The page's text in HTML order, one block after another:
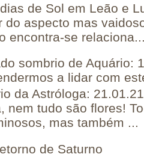
de Sol em Leão e
do aspecto mas
encontra-se
sombrio de Aquário:
a lidar com
da Astróloga:
nem tudo são flores!
mas também ...
de Saturno